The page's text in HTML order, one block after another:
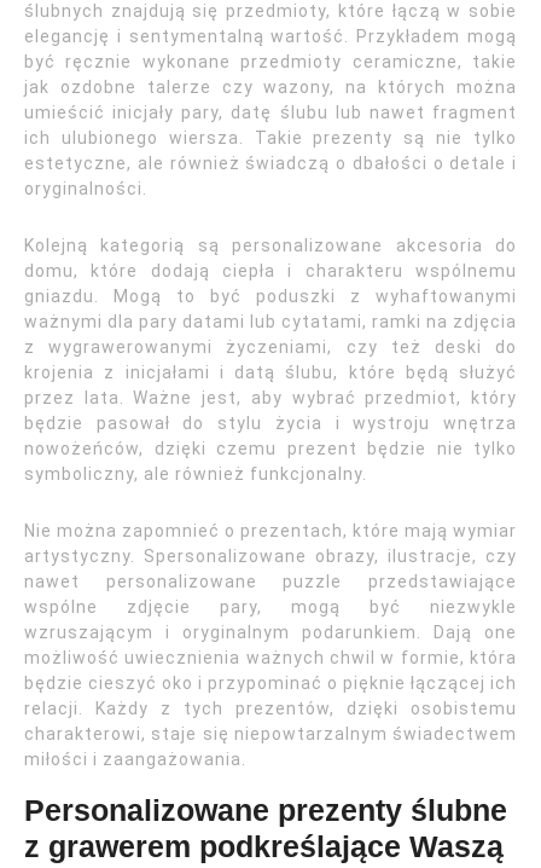
ślubnych znajdują się przedmioty, które łączą w sobie
elegancję i sentymentalną wartość. Przykładem mogą
być ręcznie wykonane przedmioty ceramiczne, takie
jak ozdobne talerze czy wazony, na których można
umieścić inicjały pary, datę ślubu lub nawet fragment
ich ulubionego wiersza. Takie prezenty są nie tylko
estetyczne, ale również świadczą o dbałości o detale i
oryginalności.
Kolejną kategorią są personalizowane akcesoria do
domu, które dodają ciepła i charakteru wspólnemu
gniazdu. Mogą to być poduszki z wyhaftowanymi
ważnymi dla pary datami lub cytatami, ramki na zdjęcia
z wygrawerowanymi życzeniami, czy też deski do
krojenia z inicjałami i datą ślubu, które będą służyć
przez lata. Ważne jest, aby wybrać przedmiot, który
będzie pasował do stylu życia i wystroju wnętrza
nowożeńców, dzięki czemu prezent będzie nie tylko
symboliczny, ale również funkcjonalny.
Nie można zapomnieć o prezentach, które mają wymiar
artystyczny. Spersonalizowane obrazy, ilustracje, czy
nawet personalizowane puzzle przedstawiające
wspólne zdjęcie pary, mogą być niezwykle
wzruszającym i oryginalnym podarunkiem. Dają one
możliwość uwiecznienia ważnych chwil w formie, która
będzie cieszyć oko i przypominać o pięknie łączącej ich
relacji. Każdy z tych prezentów, dzięki osobistemu
charakterowi, staje się niepowtarzalnym świadectwem
miłości i zaangażowania.
Personalizowane prezenty ślubne
z grawerem podkreślające Waszą